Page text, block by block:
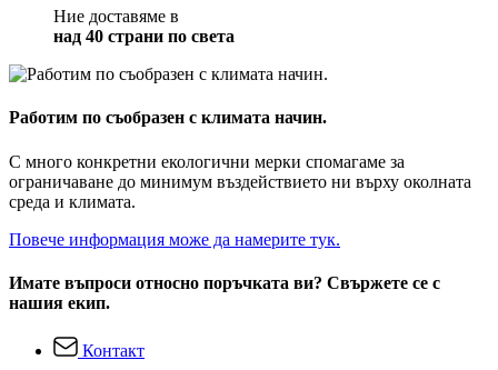
Ние доставяме в
над 40 страни по света
Работим по съобразен с климата начин.
С много конкретни екологични мерки спомагаме за
ограничаване до минимум въздействието ни върху околната
среда и климата.
Повече информация може да намерите тук.
Имате въпроси относно поръчката ви? Свържете се с
нашия екип.
Контакт